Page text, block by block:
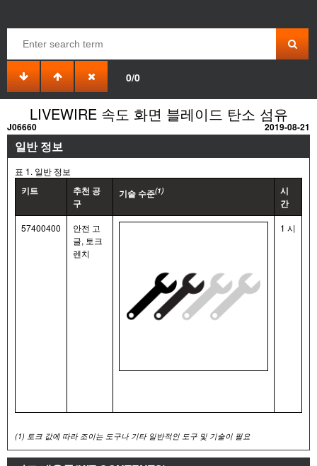
0/0
LIVEWIRE 속도 화면 블레이드 탄소 섬유
J06660 2019-08-21
일반 정보
표 1. 일반 정보
키트
추천 공
구
기술 수준(1)
시
간
57400400
안전 고
글, 토크
렌치
1 시
(1) 토크 값에 따라 조이는 도구나 기타 일반적인 도구 및 기술이 필요